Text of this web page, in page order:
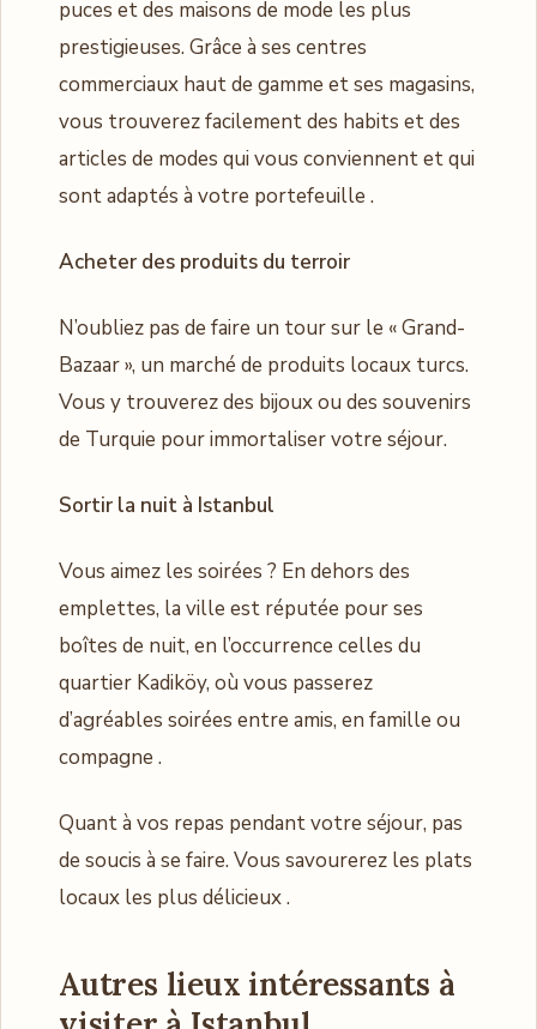
puces et des maisons de mode les plus
prestigieuses. Grâce à ses centres
commerciaux haut de gamme et ses magasins,
vous trouverez facilement des habits et des
articles de modes qui vous conviennent et qui
sont adaptés à votre portefeuille .
Acheter des produits du terroir
N’oubliez pas de faire un tour sur le « Grand-
Bazaar », un marché de produits locaux turcs.
Vous y trouverez des bijoux ou des souvenirs
de Turquie pour immortaliser votre séjour.
Sortir la nuit à Istanbul
Vous aimez les soirées ? En dehors des
emplettes, la ville est réputée pour ses
boîtes de nuit, en l’occurrence celles du
quartier Kadiköy, où vous passerez
d’agréables soirées entre amis, en famille ou
compagne .
Quant à vos repas pendant votre séjour, pas
de soucis à se faire. Vous savourerez les plats
locaux les plus délicieux .
Autres lieux intéressants à